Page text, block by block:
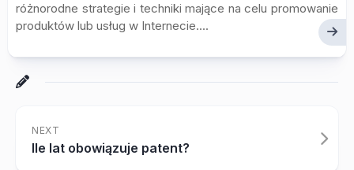
różnorodne strategie i techniki mające na celu promowanie
produktów lub usług w Internecie....
NEXT
Ile lat obowiązuje patent?